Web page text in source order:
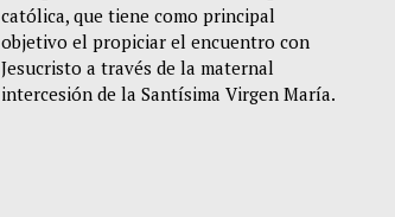
católica, que tiene como principal
objetivo el propiciar el encuentro con
Jesucristo a través de la maternal
intercesión de la Santísima Virgen María.